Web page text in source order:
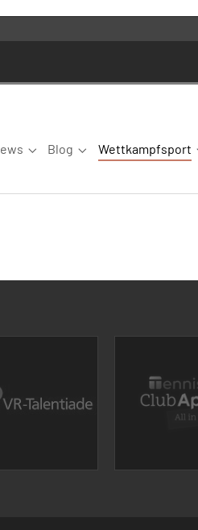
Submenu for "News"
Blog
Submenu for "Blog"
Wettkampfsport